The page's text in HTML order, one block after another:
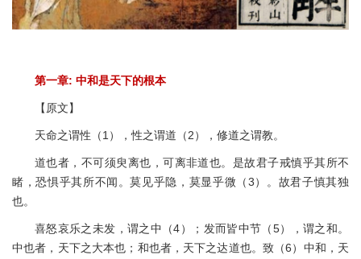
第一章: 中和是天下的根本
【原文】
天命之谓性（1），性之谓道（2），修道之谓教。
道也者，不可须臾离也，可离非道也。是故君子戒慎乎其所不
睹，恐惧乎其所不闻。莫见乎隐，莫显乎微（3）。故君子慎其独
也。
喜怒哀乐之未发，谓之中（4）；发而皆中节（5），谓之和。
中也者，天下之大本也；和也者，天下之达道也。致（6）中和，天